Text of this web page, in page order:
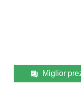
Miglior